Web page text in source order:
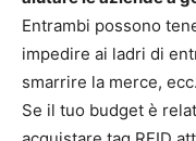
Entrambi possono
impedire ai ladri di
smarrire la merce, ecc.
Se il tuo budget è